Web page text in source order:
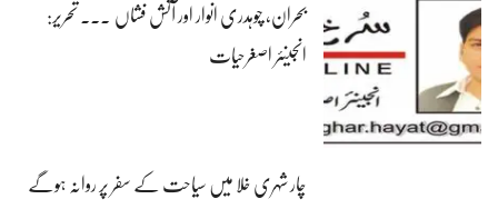
بحران، چوہدری انوار اور آتش فشاں ۔۔۔ تحریر:
انجینئر اصغرحیات
چار شہری خلا میں سیاحت کے سفر پر روانہ ہوگے